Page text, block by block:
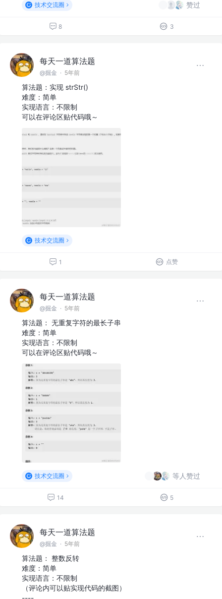
技术交流圈 赞过
8 3
每天一道算法题
@掘金 · 5年前
算法题：实现 strStr()
难度：简单
实现语言：不限制
可以在评论区贴代码哦～
技术交流圈
1 点赞
每天一道算法题
@掘金 · 5年前
算法题： 无重复字符的最长子串
难度：简单
实现语言：不限制
可以在评论区贴代码哦～
技术交流圈 等人赞过
14 5
每天一道算法题
@掘金 · 5年前
算法题： 整数反转
难度：简单
实现语言：不限制
（评论内可以贴实现代码的截图）